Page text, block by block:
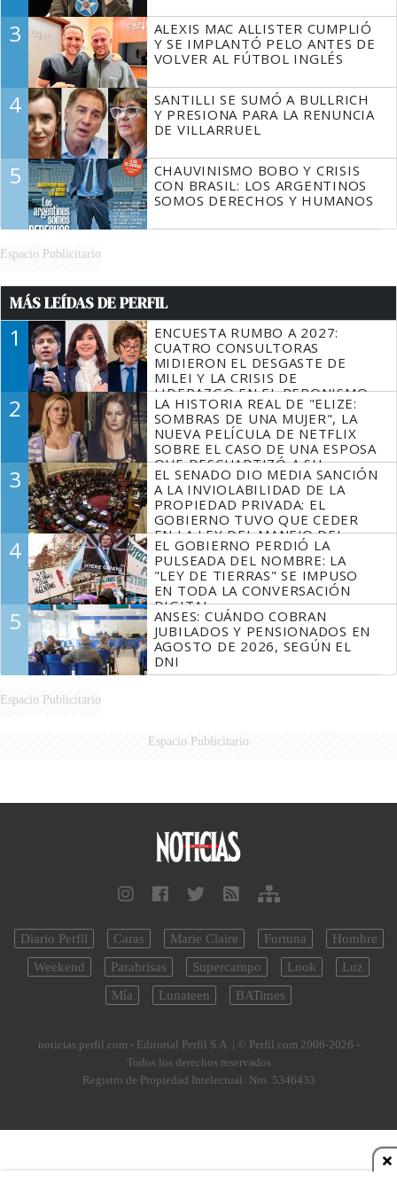
3
ALEXIS MAC ALLISTER CUMPLIÓ
Y SE IMPLANTÓ PELO ANTES DE
VOLVER AL FÚTBOL INGLÉS
4
SANTILLI SE SUMÓ A BULLRICH
Y PRESIONA PARA LA RENUNCIA
DE VILLARRUEL
5
CHAUVINISMO BOBO Y CRISIS
CON BRASIL: LOS ARGENTINOS
SOMOS DERECHOS Y HUMANOS
Espacio Publicitario
MÁS LEÍDAS DE PERFIL
1
ENCUESTA RUMBO A 2027:
CUATRO CONSULTORAS
MIDIERON EL DESGASTE DE
MILEI Y LA CRISIS DE
LIDERAZGO EN EL PERONISMO
2
LA HISTORIA REAL DE "ELIZE:
SOMBRAS DE UNA MUJER", LA
NUEVA PELÍCULA DE NETFLIX
SOBRE EL CASO DE UNA ESPOSA
QUE DESCUARTIZÓ A SU
MARIDO
3
EL SENADO DIO MEDIA SANCIÓN
A LA INVIOLABILIDAD DE LA
PROPIEDAD PRIVADA: EL
GOBIERNO TUVO QUE CEDER
EN LA LEY DEL MANEJO DEL
FUEGO
4
EL GOBIERNO PERDIÓ LA
PULSEADA DEL NOMBRE: LA
"LEY DE TIERRAS" SE IMPUSO
EN TODA LA CONVERSACIÓN
DIGITAL
5
ANSES: CUÁNDO COBRAN
JUBILADOS Y PENSIONADOS EN
AGOSTO DE 2026, SEGÚN EL
DNI
Espacio Publicitario
Espacio Publicitario
Diario Perfil Caras Marie Claire Fortuna
Hombre
Weekend
Parabrisas Supercampo Look
Luz
Mía
Lunateen BATimes
noticias.perfil.com - Editorial Perfil S.A. | © Perfil.com 2006-2026 -
Todos los derechos reservados
Registro de Propiedad Intelectual: Nro. 5346433